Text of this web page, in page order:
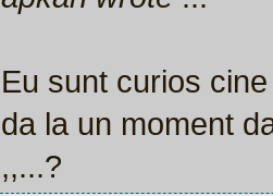
Eu sunt curios
da la un moment
,,...?